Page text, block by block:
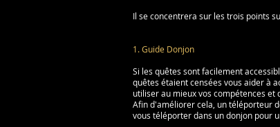
Il se concentrera sur les trois points
1. Guide Donjon
Si les quêtes sont facilement
quêtes étaient censées vous aider à
utiliser au mieux vos compétences
Afin d'améliorer cela, un téléporteur
vous téléporter dans un donjon pour